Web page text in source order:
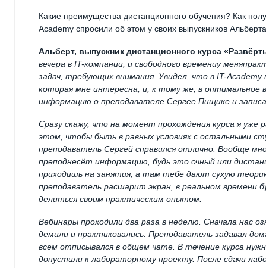
Какие преимущества дистанционного обучения? Как
Academy спросили об этом у своих выпускников
Альберт, выпускник дистанционного курса
вечера в IT-компании, и свободного времениу меня
задач, требующих внимания. Увидел, что в IT-Academy
которая мне интересна, и, к тому же, в оптимальное
информацию о преподавателе Сергее Пищике и
Сразу скажу, что на момент прохождения курса я уже
этом, чтобы быть в равных условиях с остальными
преподаватель Сергей справился отлично. Вообще
преподнесёт информацию, будь это очный или
приходишь на занятия, а там тебе дают сухую
преподаватель расшарит экран, в реальном времени
делиться своим практическим опытом.
Вебинары проходили два раза в неделю. Сначала нас
демили и практиковались. Преподаватель задавал
всем отписывался в общем чате. В течение курса
допустили к лабораторному проекту. После сдачи